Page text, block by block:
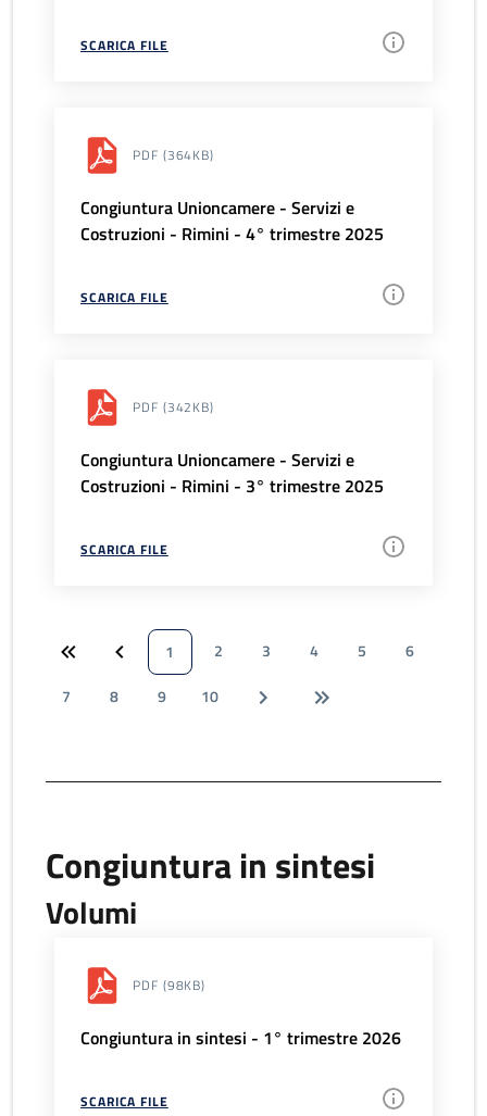
SCARICA FILE
PDF (364KB)
Congiuntura Unioncamere - Servizi e
Costruzioni - Rimini - 4° trimestre 2025
SCARICA FILE
PDF (342KB)
Congiuntura Unioncamere - Servizi e
Costruzioni - Rimini - 3° trimestre 2025
SCARICA FILE
1 2 3 4 5
6
7
8 9 10
Congiuntura in sintesi
Volumi
PDF (98KB)
Congiuntura in sintesi - 1° trimestre 2026
SCARICA FILE